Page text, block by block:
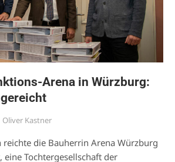
Arena in Würzburg:
Oliver Kastner
reichte die Bauherrin Arena Würzburg
eine Tochtergesellschaft der